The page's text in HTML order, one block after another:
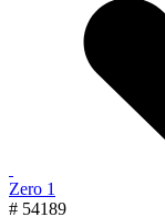
Zero 1
# 54189